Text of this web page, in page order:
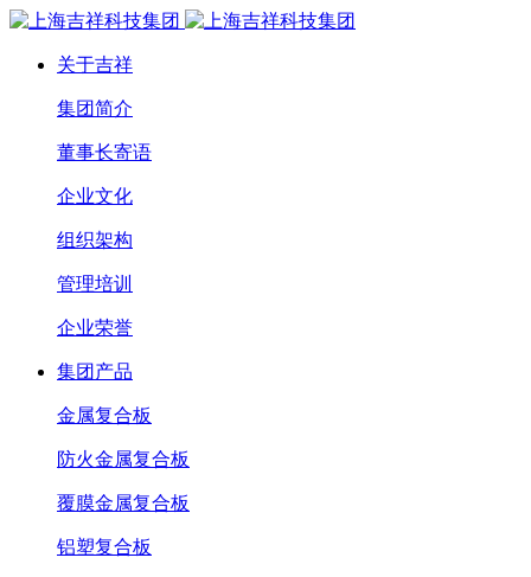
关于吉祥
集团简介
董事长寄语
企业文化
组织架构
管理培训
企业荣誉
集团产品
金属复合板
防火金属复合板
覆膜金属复合板
铝塑复合板